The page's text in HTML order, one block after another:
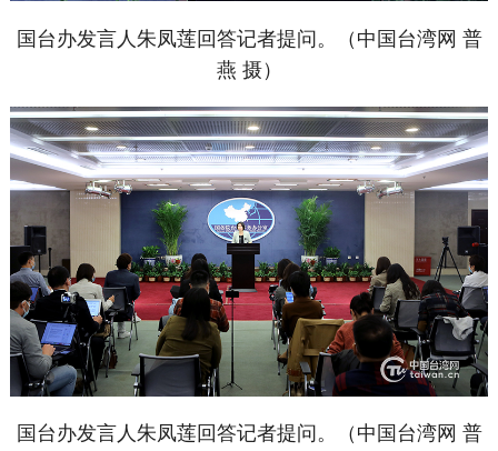
国台办发言人朱凤莲回答记者提问。（中国台湾网 普
燕 摄）
国台办发言人朱凤莲回答记者提问。（中国台湾网 普